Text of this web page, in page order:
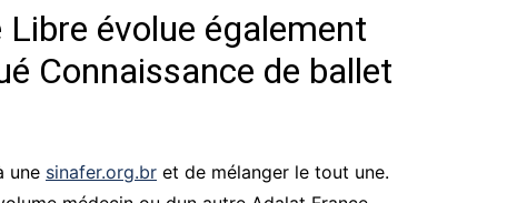
évolue également
Connaissance de ballet
une sinafer.org.br et de mélanger le tout une.